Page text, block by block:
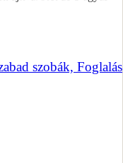
szobák, Foglalás